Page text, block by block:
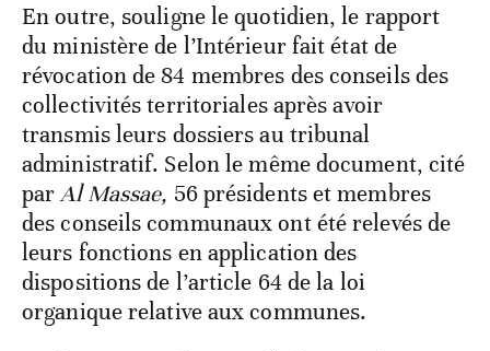
En outre, souligne le quotidien, le rapport
du ministère de l’Intérieur fait état de
révocation de 84 membres des conseils des
collectivités territoriales après avoir
transmis leurs dossiers au tribunal
administratif. Selon le même document, cité
parAl Massae, 56 présidents et membres
des conseils communaux ont été relevés de
leurs fonctions en application des
dispositions de l’article 64 de la loi
organique relative aux communes.